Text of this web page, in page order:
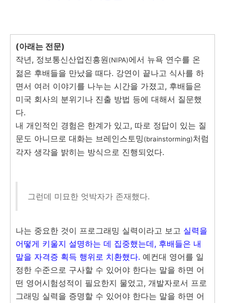
(아래는 전문)
작년, 정보통신산업진흥원(NIPA)에서 뉴욕 연수를 온
젊은 후배들을 만났을 때다. 강연이 끝나고 식사를 하
면서 여러 이야기를 나누는 시간을 가졌고, 후배들은
미국 회사의 분위기나 진출 방법 등에 대해서 질문했
다.
내 개인적인 경험은 한계가 있고, 따로 정답이 있는 질
문도 아니므로 대화는 브레인스토밍(brainstorming)처럼
각자 생각을 밝히는 방식으로 진행되었다.
그런데 미묘한 엇박자가 존재했다.
나는 중요한 것이 프로그래밍 실력이라고 보고 실력을
어떻게 키울지 설명하는 데 집중했는데, 후배들은 내
말을 자격증 획득 행위로 치환했다. 예컨대 영어를 일
정한 수준으로 구사할 수 있어야 한다는 말을 하면 어
떤 영어시험성적이 필요한지 물었고, 개발자로서 프로
그래밍 실력을 증명할 수 있어야 한다는 말을 하면 어